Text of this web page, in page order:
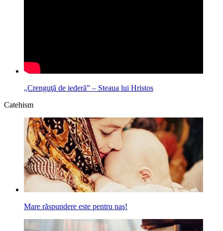
„Crenguţă de iederă” – Steaua lui Hristos
Catehism
Mare răspundere este pentru naş!